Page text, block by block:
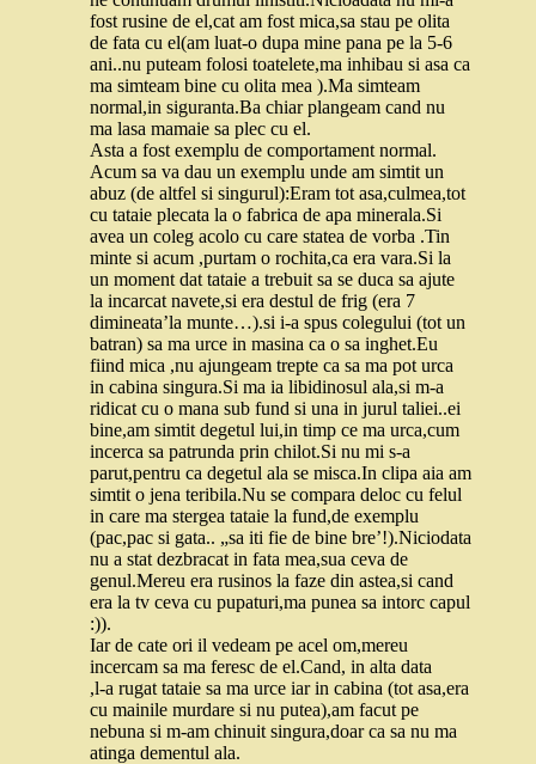
fost rusine de el,cat am fost mica,sa stau pe olita
de fata cu el(am luat-o dupa mine pana pe la 5-6
ani..nu puteam folosi toatelete,ma inhibau si asa ca
ma simteam bine cu olita mea ).Ma simteam
normal,in siguranta.Ba chiar plangeam cand nu
ma lasa mamaie sa plec cu el.
Asta a fost exemplu de comportament normal.
Acum sa va dau un exemplu unde am simtit un
abuz (de altfel si singurul):Eram tot asa,culmea,tot
cu tataie plecata la o fabrica de apa minerala.Si
avea un coleg acolo cu care statea de vorba .Tin
minte si acum ,purtam o rochita,ca era vara.Si la
un moment dat tataie a trebuit sa se duca sa ajute
la incarcat navete,si era destul de frig (era 7
dimineata’la munte…).si i-a spus colegului (tot un
batran) sa ma urce in masina ca o sa inghet.Eu
fiind mica ,nu ajungeam trepte ca sa ma pot urca
in cabina singura.Si ma ia libidinosul ala,si m-a
ridicat cu o mana sub fund si una in jurul taliei..ei
bine,am simtit degetul lui,in timp ce ma urca,cum
incerca sa patrunda prin chilot.Si nu mi s-a
parut,pentru ca degetul ala se misca.In clipa aia am
simtit o jena teribila.Nu se compara deloc cu felul
in care ma stergea tataie la fund,de exemplu
(pac,pac si gata.. „sa iti fie de bine bre’!).Niciodata
nu a stat dezbracat in fata mea,sua ceva de
genul.Mereu era rusinos la faze din astea,si cand
era la tv ceva cu pupaturi,ma punea sa intorc capul
:)).
Iar de cate ori il vedeam pe acel om,mereu
incercam sa ma feresc de el.Cand, in alta data
,l-a rugat tataie sa ma urce iar in cabina (tot asa,era
cu mainile murdare si nu putea),am facut pe
nebuna si m-am chinuit singura,doar ca sa nu ma
atinga dementul ala.